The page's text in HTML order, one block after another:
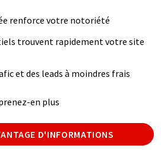
renforce votre notoriété
trouvent rapidement votre site
et des leads à moindres frais
en plus
D'INFORMATIONS